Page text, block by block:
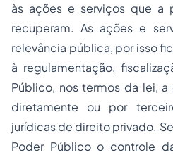
às ações e serviços que a
recuperam. As ações e
relevância pública, por isso
à regulamentação,
Público, nos termos da lei,
diretamente ou por
jurídicas de direito privado.
Poder Público o controle